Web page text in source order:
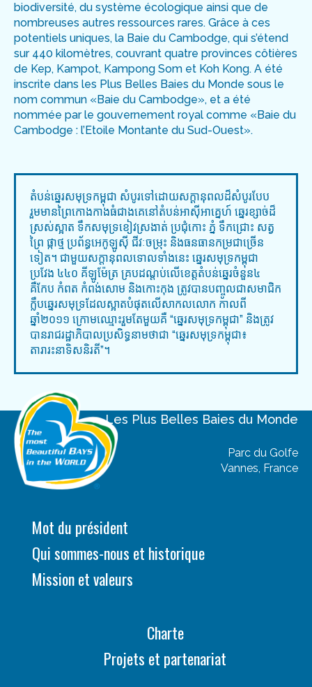
biodiversité, du système écologique ainsi que de
nombreuses autres ressources rares. Grâce à ces
potentiels uniques, la Baie du Cambodge, qui s’étend
sur 440 kilomètres, couvrant quatre provinces côtières
de Kep, Kampot, Kampong Som et Koh Kong. A été
inscrite dans les Plus Belles Baies du Monde sous le
nom commun «Baie du Cambodge», et a été
nommée par le gouvernement royal comme «Baie du
Cambodge : l’Etoile Montante du Sud-Ouest».
តំបន់ឆ្នរសមុទ្រកម្ពុជា សំបូរទៅដោយសក្តានុពលដ៏សំបូរបែប
រួមមានព្រៃកោងកាងធំជាងគេនៅតំបន់អាស៊ីអាគ្នេហ៍ ឆ្នេរខ្សាចដ៏
ស្រស់ស្អាត ទឹកសមុទ្រខៀវស្រងាត់ ប្រជុំកោះ ភ្នំ ទឹកជ្រោះ សត្វ
ព្រៃ ផ្កាថ្ម ប្រព័ន្ធអេកូឡូស៊ី ជីវៈចម្រុះ និងធនធានកម្រជាច្រើន
ទៀត។ ជាមួយសក្តានុពលទោលទាំងនេះ ឆ្នេរសមុទ្រកម្ពុជា
ប្រវែង ៤៤០ គីឡូម៉ែត្រ គ្របដណ្តប់លើខេត្តតំបន់ឆ្នេរចំនួន៤
គឺកែប កំពត កំពង់សោម និងកោះកុង ត្រូវបានបញ្ចូលជាសមាជិក
ក្លឹបឆ្នេរសមុទ្រដែលស្អាតបំផុតលើសាកលលោក កាលពី
ឆ្នាំ២០១១ ក្រោមឈ្មោះរួមតែមួយគឺ “ឆ្នេរសមុទ្រកម្ពុជា” និងត្រូវ
បានរាជរដ្ឋាភិបាលប្រសិទ្ធនាមថាជា “ឆ្នេរសមុទ្រកម្ពុជា៖
តារារះនាទិសនិរតី”។
Les Plus Belles Baies du Monde
Parc du Golfe
Vannes, France
Mot du président
Qui sommes-nous et historique
Mission et valeurs
Charte
Projets et partenariat